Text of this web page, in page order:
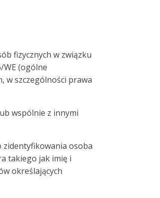
fizycznych w związku
WE (ogólne
w szczególności prawa
wspólnie z innymi
zidentyfikowania osoba
takiego jak imię i
określających